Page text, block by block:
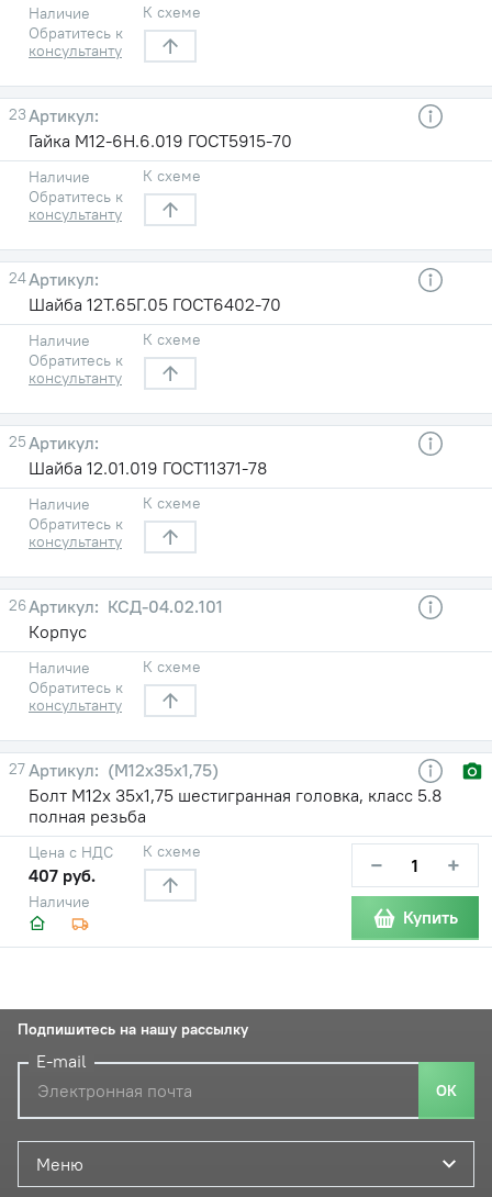
Наличие
Обратитесь к
консультанту
К схеме
23
Гайка М12-6Н.6.019 ГОСТ5915-70
Наличие
Обратитесь к
консультанту
К схеме
24
Шайба 12Т.65Г.05 ГОСТ6402-70
Наличие
Обратитесь к
консультанту
К схеме
25
Шайба 12.01.019 ГОСТ11371-78
Наличие
Обратитесь к
консультанту
К схеме
26
КСД-04.02.101
Корпус
Наличие
Обратитесь к
консультанту
К схеме
27
(М12х35х1,75)
Болт М12х 35х1,75 шестигранная головка, класс 5.8
полная резьба
Наличие
Цена с НДС
407 руб.
К схеме − +
Купить
Меню
Подпишитесь на нашу рассылку
E-mail
ОК